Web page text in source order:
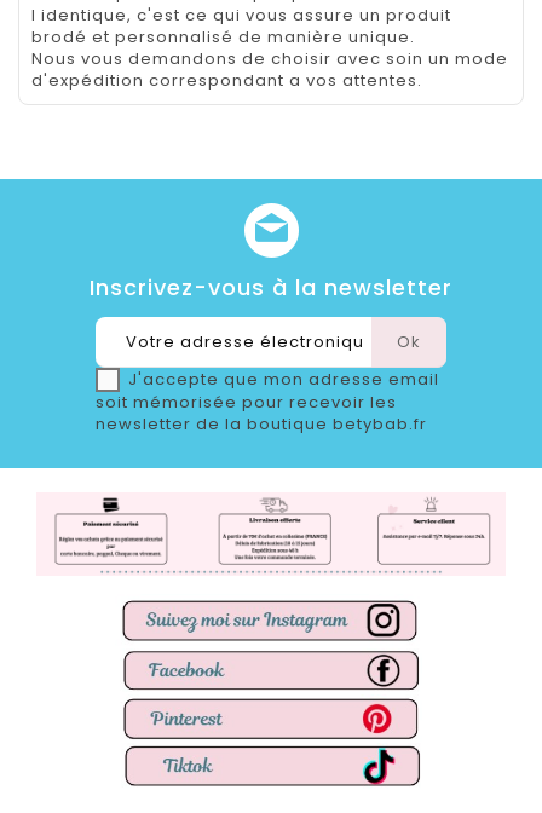
l identique, c'est ce qui vous assure un produit
brodé et personnalisé de manière unique.
Nous vous demandons de choisir avec soin un mode
d'expédition correspondant a vos attentes.
Inscrivez-vous à la newsletter
J'accepte que mon adresse email
soit mémorisée pour recevoir les
newsletter de la boutique betybab.fr